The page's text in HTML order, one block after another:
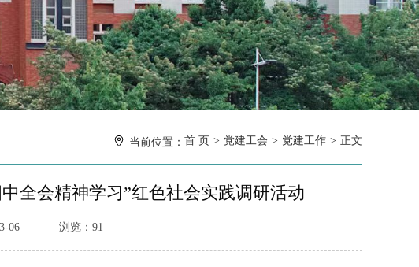
当前位置： 首 页 党建工会 党建工作 正文
全会精神学习”红色社会实践调研活动
06 浏览： 91